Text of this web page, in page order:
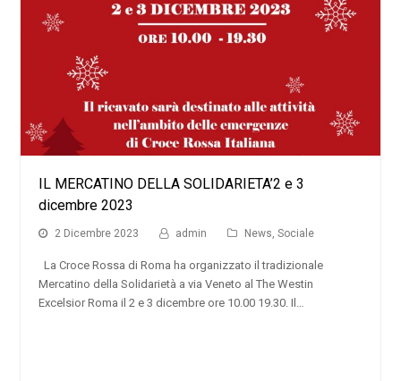
IL MERCATINO DELLA SOLIDARIETA’2 e 3
dicembre 2023
2 Dicembre 2023 admin News, Sociale
La Croce Rossa di Roma ha organizzato il tradizionale
Mercatino della Solidarietà a via Veneto al The Westin
Excelsior Roma il 2 e 3 dicembre ore 10.00 19.30. Il…